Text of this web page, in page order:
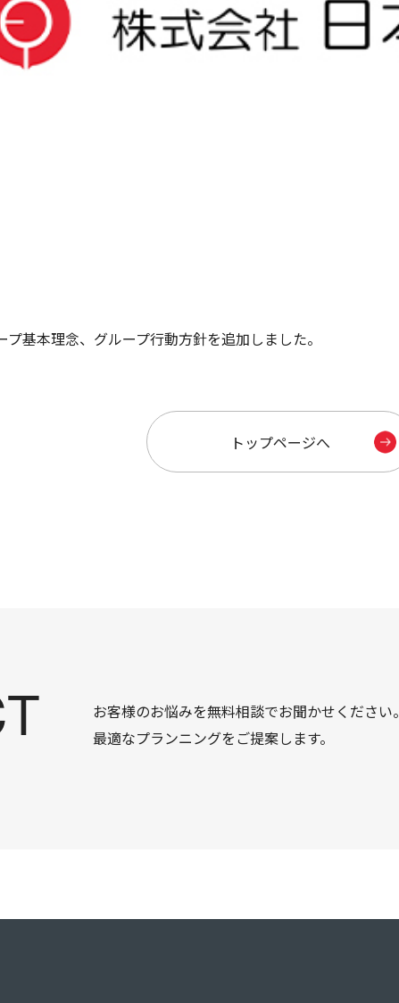
プ基本理念、グループ行動方針を追加しました。
トップページへ
お客様のお悩みを無料相談でお聞かせください。
最適なプランニングをご提案します。